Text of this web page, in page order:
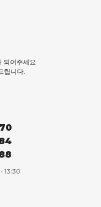
되어주세요
립니다.
13:30